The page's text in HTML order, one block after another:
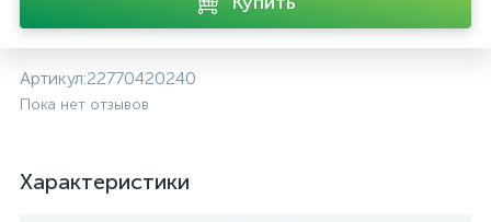
Артикул:22770420240
Пока нет отзывов
Характеристики